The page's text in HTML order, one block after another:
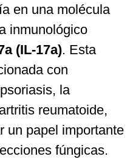
en una molécula
inmunológico
(IL-17a). Esta
con
la
reumatoide,
un papel importante
fúngicas.